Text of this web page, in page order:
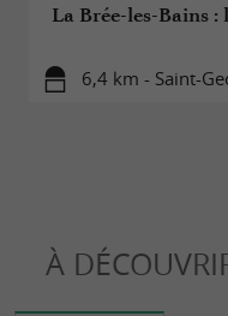
La Brée-les-Bains
6,4 km - Saint-
À